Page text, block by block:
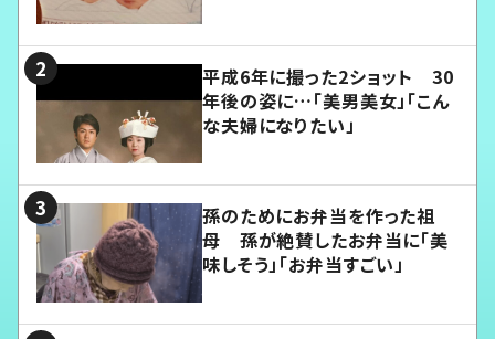
平成6年に撮った2ショット 30
年後の姿に…「美男美女」「こん
な夫婦になりたい」
孫のためにお弁当を作った祖
母 孫が絶賛したお弁当に「美
味しそう」「お弁当すごい」